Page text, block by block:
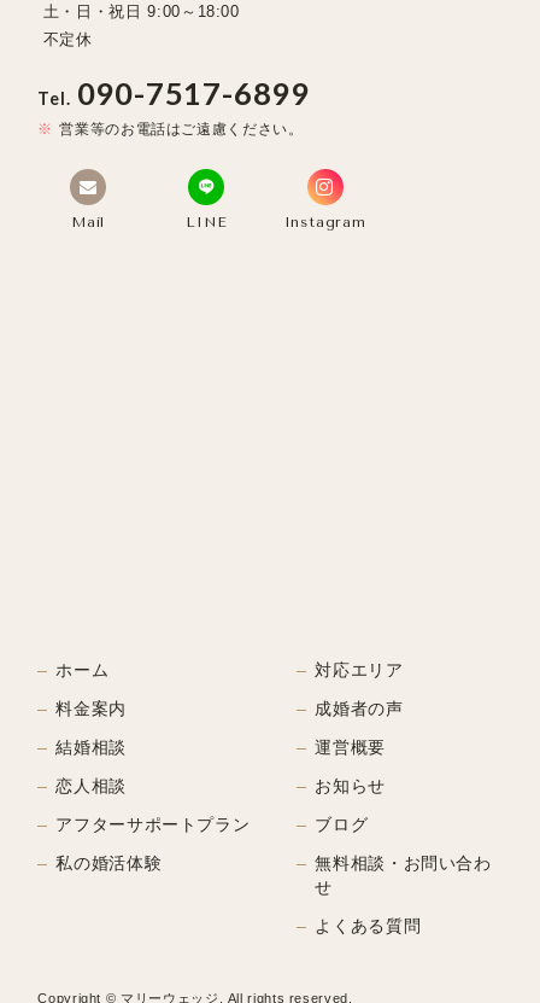
土・日・祝日 9:00～18:00
不定休
Tel. 090-7517-6899
営業等のお電話はご遠慮ください。
Mail LINE Instagram
ホーム
料金案内
結婚相談
恋人相談
アフターサポートプラン
私の婚活体験
対応エリア
成婚者の声
運営概要
お知らせ
ブログ
無料相談・お問い合わ
せ
よくある質問
Copyright © マリーウェッジ. All rights reserved.